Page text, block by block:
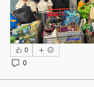
0
0
DEGerman· Deutsch
ESSpanish· Español